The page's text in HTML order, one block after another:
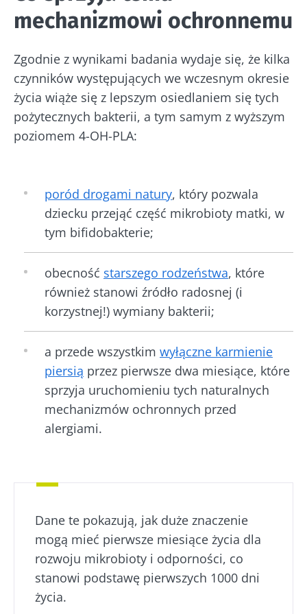
mechanizmowi ochronnemu
Zgodnie z wynikami badania wydaje się, że kilka
czynników występujących we wczesnym okresie
życia wiąże się z lepszym osiedlaniem się tych
pożytecznych bakterii, a tym samym z wyższym
poziomem 4-OH-PLA:
poród drogami natury, który pozwala
dziecku przejąć część mikrobioty matki, w
tym bifidobakterie;
obecność starszego rodzeństwa, które
również stanowi źródło radosnej (i
korzystnej!) wymiany bakterii;
a przede wszystkim wyłączne karmienie
piersią przez pierwsze dwa miesiące, które
sprzyja uruchomieniu tych naturalnych
mechanizmów ochronnych przed
alergiami.
Dane te pokazują, jak duże znaczenie
mogą mieć pierwsze miesiące życia dla
rozwoju mikrobioty i odporności, co
stanowi podstawę pierwszych 1000 dni
życia.
korzystania
polityka ochrony danych
osobowychBiocodex Microbiota Institute.
* Pole obowiązkowe
BMI 20-35
naturalny
sprzymierzeniec
mikrobioty?
Lekko musujący,
kwaskowaty i
kefir zyskuje na
popularności
wśród mi...
Dowiedz się
więcej
wspaniali
sprzymierzeńcy
mikrobiomu
jelitowego
wspólną cechę:
są dobre dla
mikrobioty. Od
Dowiedz się
więcej
23/